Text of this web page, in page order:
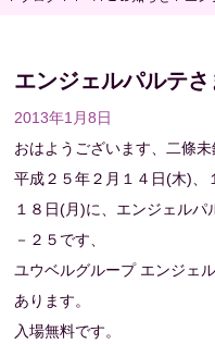
エンジェルパルテ
2013年1月8日
おはようございます、二條未
平成２５年２月１４日(木)、
１８日(月)に、エンジェルパ
－２５です、
ユウベルグループ エンジェ
あります。
入場無料です。